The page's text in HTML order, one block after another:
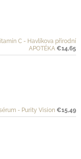
C - Havlíkova přírodní
APOTÉKA €14,65
- Purity Vision €15,49